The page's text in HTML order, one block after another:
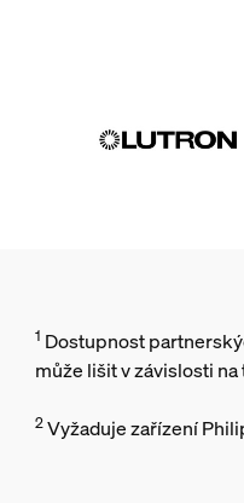
1 Dostupnost
může lišit v závislosti na
2 Vyžaduje zařízení